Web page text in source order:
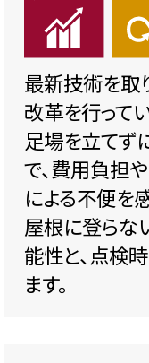
最新技術を取
改革を行ってい
足場を立てず
で、費用負担
による不便を
屋根に登らな
能性と、点検
ます。